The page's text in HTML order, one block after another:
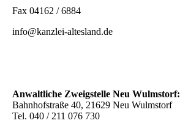
Fax 04162 / 6884
info@kanzlei-altesland.de
Anwaltliche Zweigstelle Neu Wulmstorf:
Bahnhofstraße 40, 21629 Neu Wulmstorf
Tel. 040 / 211 076 730